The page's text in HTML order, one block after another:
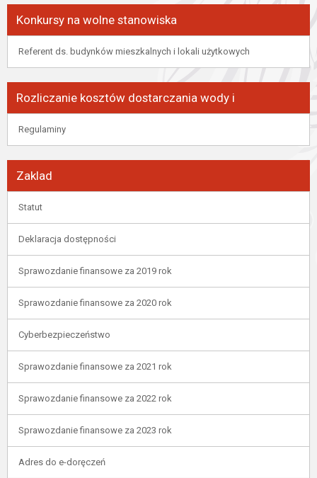
Konkursy na wolne stanowiska
Referent ds. budynków mieszkalnych i lokali użytkowych
Rozliczanie kosztów dostarczania wody i
Regulaminy
Zaklad
Statut
Deklaracja dostępności
Sprawozdanie finansowe za 2019 rok
Sprawozdanie finansowe za 2020 rok
Cyberbezpieczeństwo
Sprawozdanie finansowe za 2021 rok
Sprawozdanie finansowe za 2022 rok
Sprawozdanie finansowe za 2023 rok
Adres do e-doręczeń